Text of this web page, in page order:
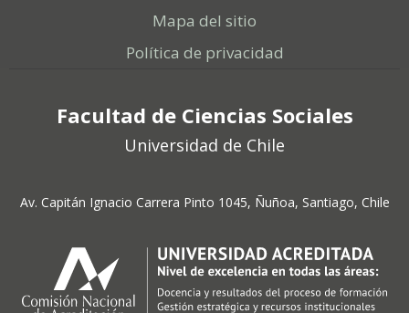
Mapa del sitio
Política de privacidad
Facultad de Ciencias Sociales
Universidad de Chile
Av. Capitán Ignacio Carrera Pinto 1045, Ñuñoa, Santiago, Chile